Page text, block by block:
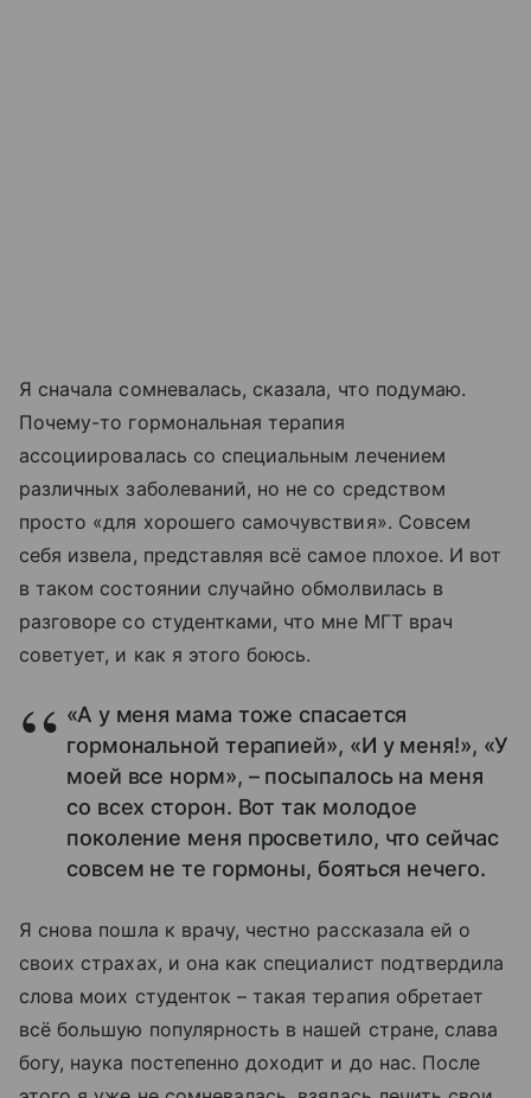
Я сначала сомневалась, сказала, что подумаю.
Почему-то гормональная терапия
ассоциировалась со специальным лечением
различных заболеваний, но не со средством
просто «для хорошего самочувствия». Совсем
себя извела, представляя всё самое плохое. И вот
в таком состоянии случайно обмолвилась в
разговоре со студентками, что мне МГТ врач
советует, и как я этого боюсь.
«А у меня мама тоже спасается
гормональной терапией», «И у меня!», «У
моей все норм», – посыпалось на меня
со всех сторон. Вот так молодое
поколение меня просветило, что сейчас
совсем не те гормоны, бояться нечего.
Я снова пошла к врачу, честно рассказала ей о
своих страхах, и она как специалист подтвердила
слова моих студенток – такая терапия обретает
всё большую популярность в нашей стране, слава
богу, наука постепенно доходит и до нас. После